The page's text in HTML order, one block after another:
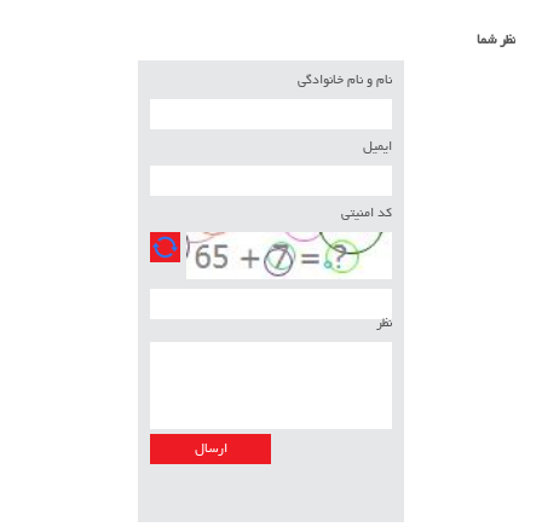
نظر شما
نام و نام خانوادگی
ایمیل
کد امنیتی
نظر